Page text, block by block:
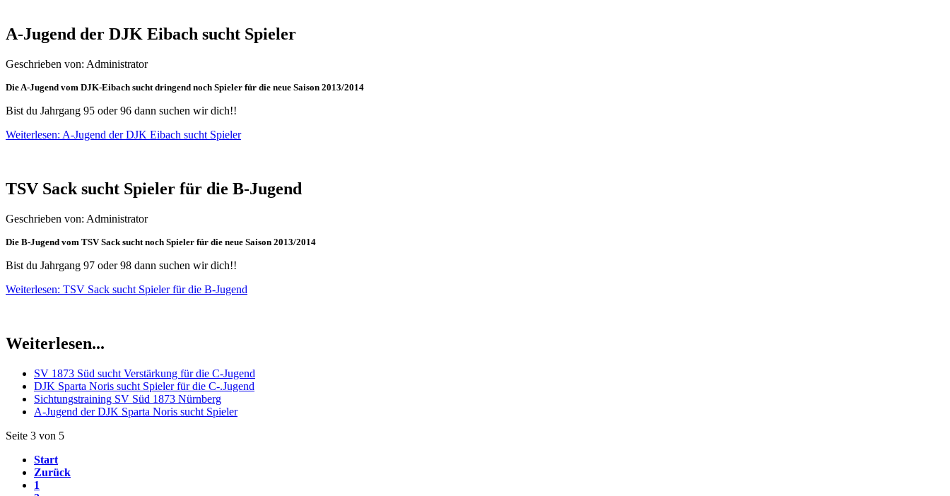
A-Jugend der DJK Eibach sucht Spieler
Geschrieben von: Administrator
Die A-Jugend vom DJK-Eibach sucht dringend noch Spieler für die neue Saison 2013/2014
Bist du Jahrgang 95 oder 96 dann suchen wir dich!!
Weiterlesen: A-Jugend der DJK Eibach sucht Spieler
TSV Sack sucht Spieler für die B-Jugend
Geschrieben von: Administrator
Die B-Jugend vom TSV Sack sucht noch Spieler für die neue Saison 2013/2014
Bist du Jahrgang 97 oder 98 dann suchen wir dich!!
Weiterlesen: TSV Sack sucht Spieler für die B-Jugend
Weiterlesen...
SV 1873 Süd sucht Verstärkung für die C-Jugend
DJK Sparta Noris sucht Spieler für die C-.Jugend
Sichtungstraining SV Süd 1873 Nürnberg
A-Jugend der DJK Sparta Noris sucht Spieler
Seite 3 von 5
Start
Zurück
1